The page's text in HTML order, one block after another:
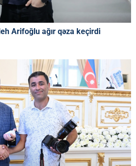
Arifoğlu ağır qəza keçirdi